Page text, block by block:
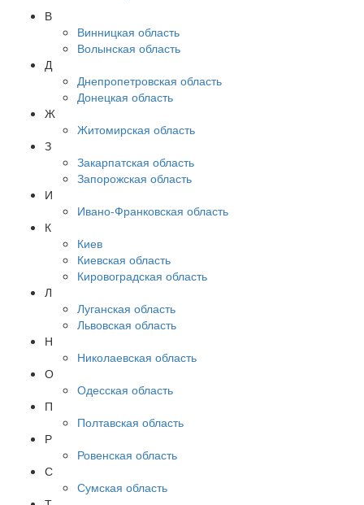
В
Винницкая область
Волынская область
Д
Днепропетровская область
Донецкая область
Ж
Житомирская область
З
Закарпатская область
Запорожская область
И
Ивано-Франковская область
К
Киев
Киевская область
Кировоградская область
Л
Луганская область
Львовская область
Н
Николаевская область
О
Одесская область
П
Полтавская область
Р
Ровенская область
С
Сумская область